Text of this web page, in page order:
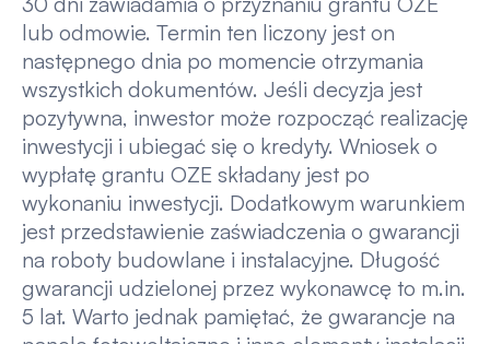
lub odmowie. Termin ten liczony jest on
następnego dnia po momencie otrzymania
wszystkich dokumentów. Jeśli decyzja jest
pozytywna, inwestor może rozpocząć realizację
inwestycji i ubiegać się o kredyty. Wniosek o
wypłatę grantu OZE składany jest po
wykonaniu inwestycji. Dodatkowym warunkiem
jest przedstawienie zaświadczenia o gwarancji
na roboty budowlane i instalacyjne. Długość
gwarancji udzielonej przez wykonawcę to m.in.
5 lat. Warto jednak pamiętać, że gwarancje na